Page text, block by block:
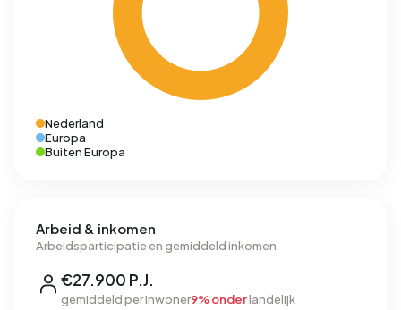
Nederland
Europa
Buiten Europa
Arbeid & inkomen
Arbeidsparticipatie en gemiddeld inkomen
€27.900 P.J.
gemiddeld per inwoner9% onderlandelijk